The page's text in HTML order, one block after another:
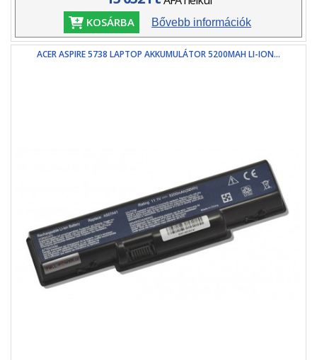
KOSÁRBA Bővebb információk
ACER ASPIRE 5738 LAPTOP AKKUMULÁTOR 5200MAH LI-ION...